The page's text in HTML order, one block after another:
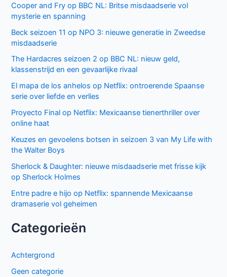
Cooper and Fry op BBC NL: Britse misdaadserie vol
mysterie en spanning
Beck seizoen 11 op NPO 3: nieuwe generatie in Zweedse
misdaadserie
The Hardacres seizoen 2 op BBC NL: nieuw geld,
klassenstrijd en een gevaarlijke rivaal
El mapa de los anhelos op Netflix: ontroerende Spaanse
serie over liefde en verlies
Proyecto Final op Netflix: Mexicaanse tienerthriller over
online haat
Keuzes en gevoelens botsen in seizoen 3 van My Life with
the Walter Boys
Sherlock & Daughter: nieuwe misdaadserie met frisse kijk
op Sherlock Holmes
Entre padre e hijo op Netflix: spannende Mexicaanse
dramaserie vol geheimen
Categorieën
Achtergrond
Geen categorie